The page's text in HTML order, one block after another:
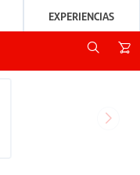
EXPERIENCIAS